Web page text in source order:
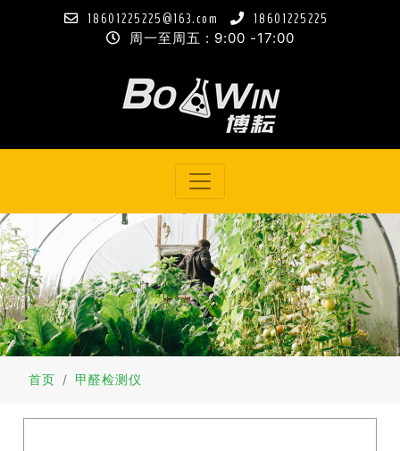
18601225225@163.com 18601225225
周一至周五 : 9:00 -17:00
首页 甲醛检测仪